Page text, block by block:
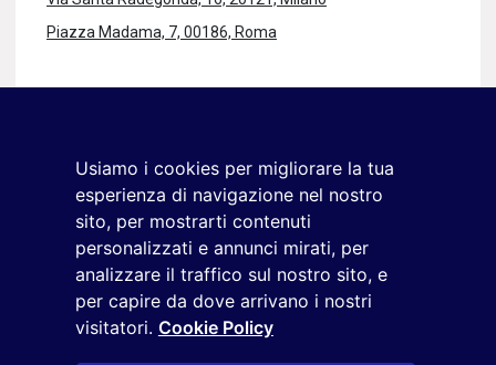
Usiamo i cookies per migliorare la tua
esperienza di navigazione nel nostro
sito, per mostrarti contenuti
personalizzati e annunci mirati, per
analizzare il traffico sul nostro sito, e
per capire da dove arrivano i nostri
visitatori. Cookie Policy
Piazza Madama, 7, 00186, Roma
+39 02 9285 01
osservatorio.topmanager@reputationmanager.it
Copyright ©2026 Reputation Manager S.p.A. Società
Benefit | All rights reserved |Login